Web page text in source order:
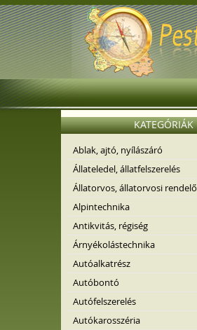
KATEGÓRIÁK
Ablak, ajtó, nyílászáró
Állateledel, állatfelszerelés
Állatorvos, állatorvosi rendelő
Alpintechnika
Antikvitás, régiség
Árnyékolástechnika
Autóalkatrész
Autóbontó
Autófelszerelés
Autókarosszéria